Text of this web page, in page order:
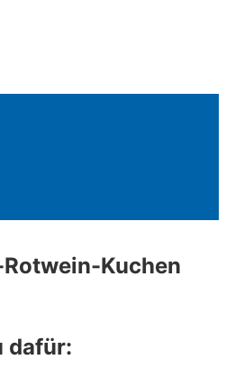
Kuchen
dafür: